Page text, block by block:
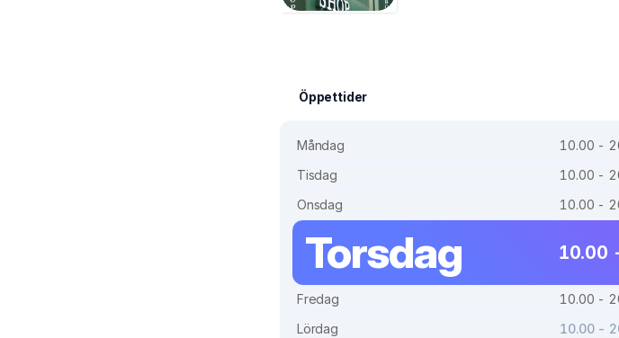
Öppettider
Måndag
10.00 -
Tisdag
10.00 -
Onsdag
10.00 -
Torsdag 10.00
Fredag
10.00 -
Lördag
10.00 -